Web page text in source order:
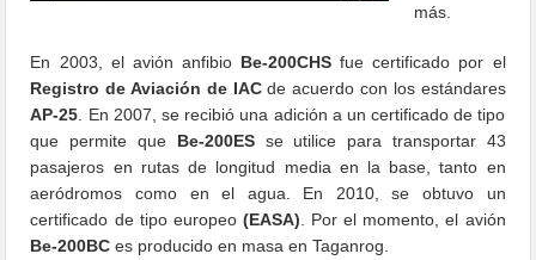
más.
En 2003, el avión anfibio Be-200CHS fue certificado por el
Registro de Aviación de IACde acuerdo con los estándares
AP-25 . En 2007, se recibió una adición a un certificado de tipo
que permite que Be-200ESse utilice para transportar 43
pasajeros en rutas de longitud media en la base, tanto en
aeródromos como en el agua. En 2010, se obtuvo un
certificado de tipo europeo (EASA) . Por el momento, el avión
Be-200BC es producido en masa en Taganrog.